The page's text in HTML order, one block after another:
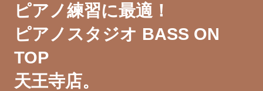
ピアノ練習に最適！
ピアノスタジオ BASS ON
TOP
天王寺店。